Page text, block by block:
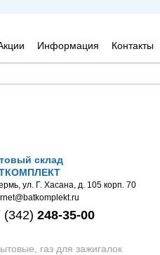
Информация Контакты
склад
ул. Г. Хасана, д. 105 корп. 70
(342) 248-35-00
газ для зажигалок